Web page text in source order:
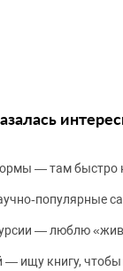
— там быстро
— люблю
ищу книгу, чтобы